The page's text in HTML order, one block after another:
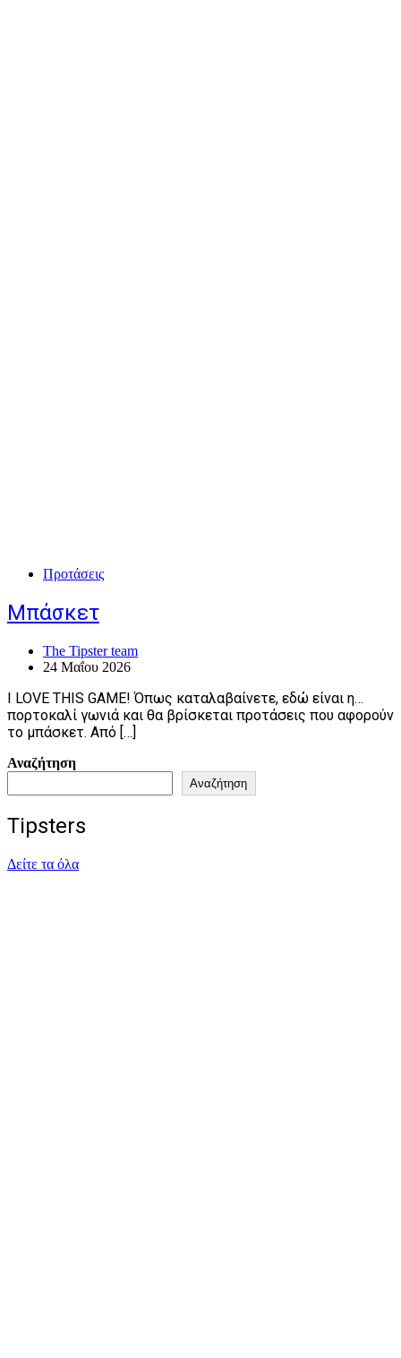
Προτάσεις
Μπάσκετ
The Tipster team
24 Μαΐου 2026
I LOVE THIS GAME! Όπως καταλαβαίνετε, εδώ είναι η…
πορτοκαλί γωνιά και θα βρίσκεται προτάσεις που αφορούν
το μπάσκετ. Από […]
Αναζήτηση
Αναζήτηση
Tipsters
Δείτε τα όλα